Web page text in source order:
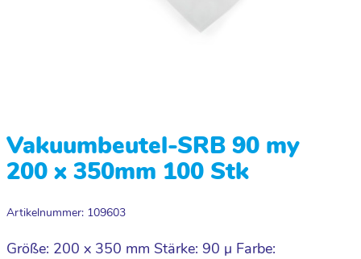
Vakuumbeutel-SRB 90 my
200 x 350mm 100 Stk
Artikelnummer: 109603
Größe: 200 x 350 mm Stärke: 90 µ Farbe: